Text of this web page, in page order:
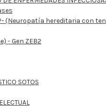
hereditaria con
- Gen ZEB2
SOTOS